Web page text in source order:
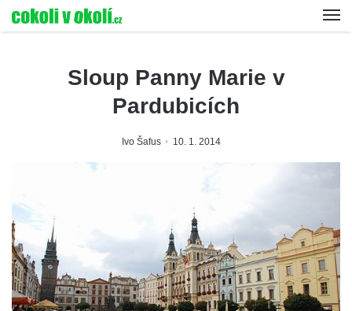
Sloup Panny Marie v
Pardubicích
Ivo Šafus 10. 1. 2014